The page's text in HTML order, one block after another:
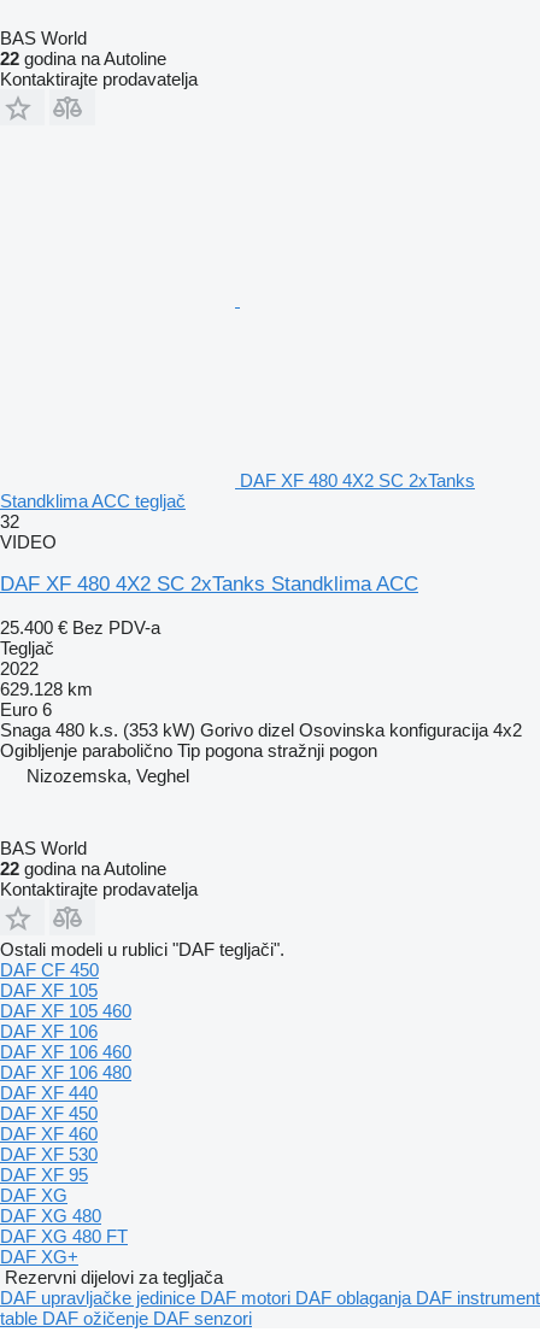
BAS World
22 godina na Autoline
Kontaktirajte prodavatelja
DAF XF 480 4X2 SC 2xTanks
Standklima ACC tegljač
32
VIDEO
DAF XF 480 4X2 SC 2xTanks Standklima ACC
25.400 € Bez PDV-a
Tegljač
2022
629.128 km
Euro 6
Snaga 480 k.s. (353 kW) Gorivo dizel Osovinska konfiguracija 4x2
Ogibljenje parabolično Tip pogona stražnji pogon
Nizozemska, Veghel
BAS World
22 godina na Autoline
Kontaktirajte prodavatelja
Ostali modeli u rublici "DAF tegljači".
DAF CF 450
DAF XF 105
DAF XF 105 460
DAF XF 106
DAF XF 106 460
DAF XF 106 480
DAF XF 440
DAF XF 450
DAF XF 460
DAF XF 530
DAF XF 95
DAF XG
DAF XG 480
DAF XG 480 FT
DAF XG+
Rezervni dijelovi za tegljača
DAF upravljačke jedinice DAF motori DAF oblaganja DAF instrument
table DAF ožičenje DAF senzori